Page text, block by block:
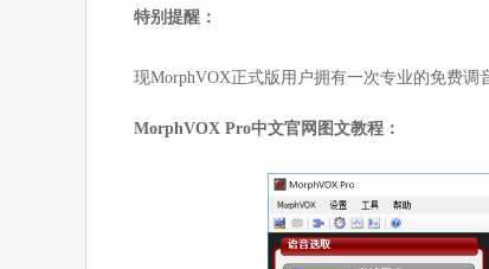
特别提醒：
现MorphVOX正式版用户拥有一次专业的免费调
MorphVOX Pro中文官网图文教程：